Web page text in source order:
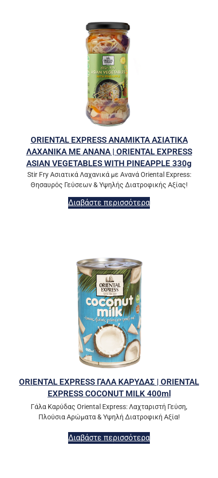
ORIENTAL EXPRESS ΑΝΑΜΙΚΤΑ ΑΣΙΑΤΙΚΑ
ΛΑΧΑΝΙΚΑ ΜΕ ΑΝΑΝΑ | ORIENTAL EXPRESS
ASIAN VEGETABLES WITH PINEAPPLE 330g
Stir Fry Ασιατικά Λαχανικά με Ανανά Oriental Express:
Θησαυρός Γεύσεων & Υψηλής Διατροφικής Αξίας!
Διαβάστε περισσότερα
ORIENTAL EXPRESS ΓΑΛΑ ΚΑΡΥΔΑΣ | ORIENTAL
EXPRESS COCONUT MILK 400ml
Γάλα Καρύδας Oriental Express: Λαχταριστή Γεύση,
Πλούσια Αρώματα & Υψηλή Διατροφική Αξία!
Διαβάστε περισσότερα